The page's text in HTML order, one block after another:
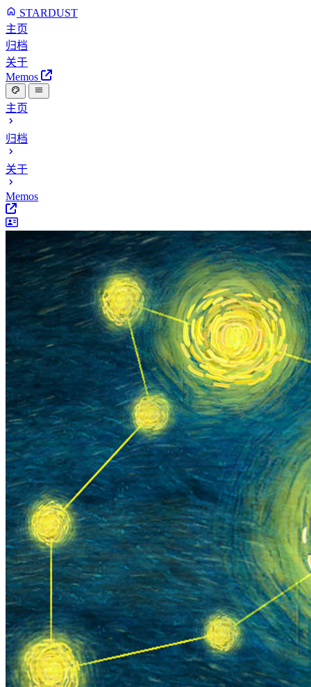
STARDUST
主页
归档
关于
Memos
主页
归档
关于
Memos